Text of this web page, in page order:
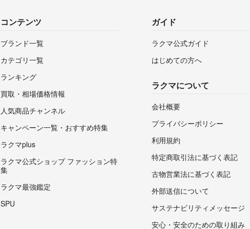
コンテンツ
ブランド一覧
カテゴリ一覧
ランキング
買取・相場価格情報
人気商品チャンネル
キャンペーン一覧・おすすめ特集
ラクマplus
ラクマ公式ショップ ファッション特
集
ラクマ最強鑑定
SPU
ガイド
ラクマ公式ガイド
はじめての方へ
ラクマについて
会社概要
プライバシーポリシー
利用規約
特定商取引法に基づく表記
古物営業法に基づく表記
外部送信について
サステナビリティメッセージ
安心・安全のための取り組み